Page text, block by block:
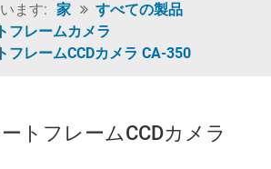
ます: 家
すべての製品
フレームカメラ
フレームCCDカメラ CA-350
トフレームCCDカメラ